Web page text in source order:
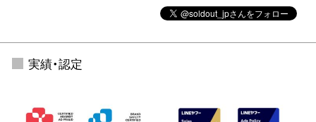
実績・認定